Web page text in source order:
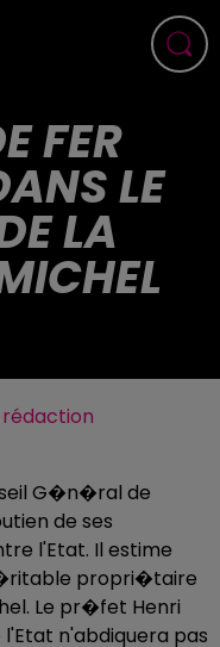
FER
LE
LA
rédaction
G�n�ral de
de ses
l'Etat. Il estime
propri�taire
Le pr�fet Henri
n'abdiquera pas